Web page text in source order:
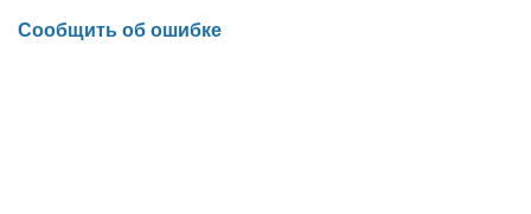
Сообщить об ошибке